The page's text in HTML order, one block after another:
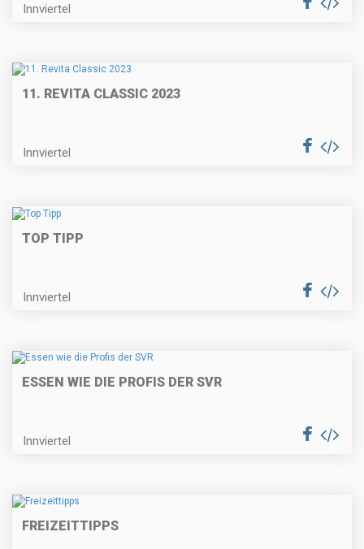
Innviertel
11. REVITA CLASSIC 2023
Innviertel
TOP TIPP
Innviertel
ESSEN WIE DIE PROFIS DER SVR
Innviertel
FREIZEITTIPPS